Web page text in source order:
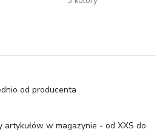
od producenta
artykułów w magazynie - od XXS do